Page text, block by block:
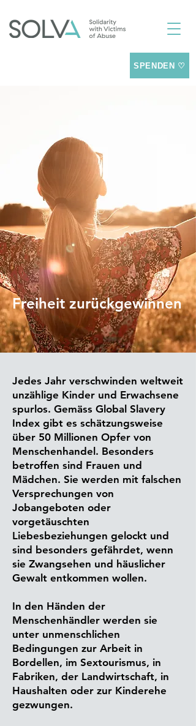
SPENDEN ♡
Freiheit zurückgewinnen
Jedes Jahr verschwinden weltweit
unzählige Kinder und Erwachsene
spurlos. Gemäss Global Slavery
Index gibt es schätzungsweise
über 50 Millionen Opfer von
Menschenhandel. Besonders
betroffen sind Frauen und
Mädchen. Sie werden mit falschen
Versprechungen von
Jobangeboten oder
vorgetäuschten
Liebesbeziehungen gelockt und
sind besonders gefährdet, wenn
sie Zwangsehen und häuslicher
Gewalt entkommen wollen.
In den Händen der
Menschenhändler werden sie
unter unmenschlichen
Bedingungen zur Arbeit in
Bordellen, im Sextourismus, in
Fabriken, der Landwirtschaft, in
Haushalten oder zur Kinderehe
gezwungen.